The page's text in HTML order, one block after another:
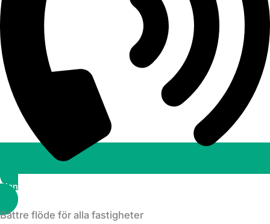
Planera ett besök
Bättre flöde för alla fastigheter